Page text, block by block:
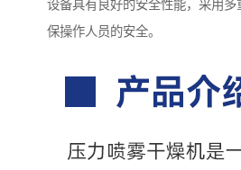
设备具有良好的安全性能，采用
保操作人员的安全。